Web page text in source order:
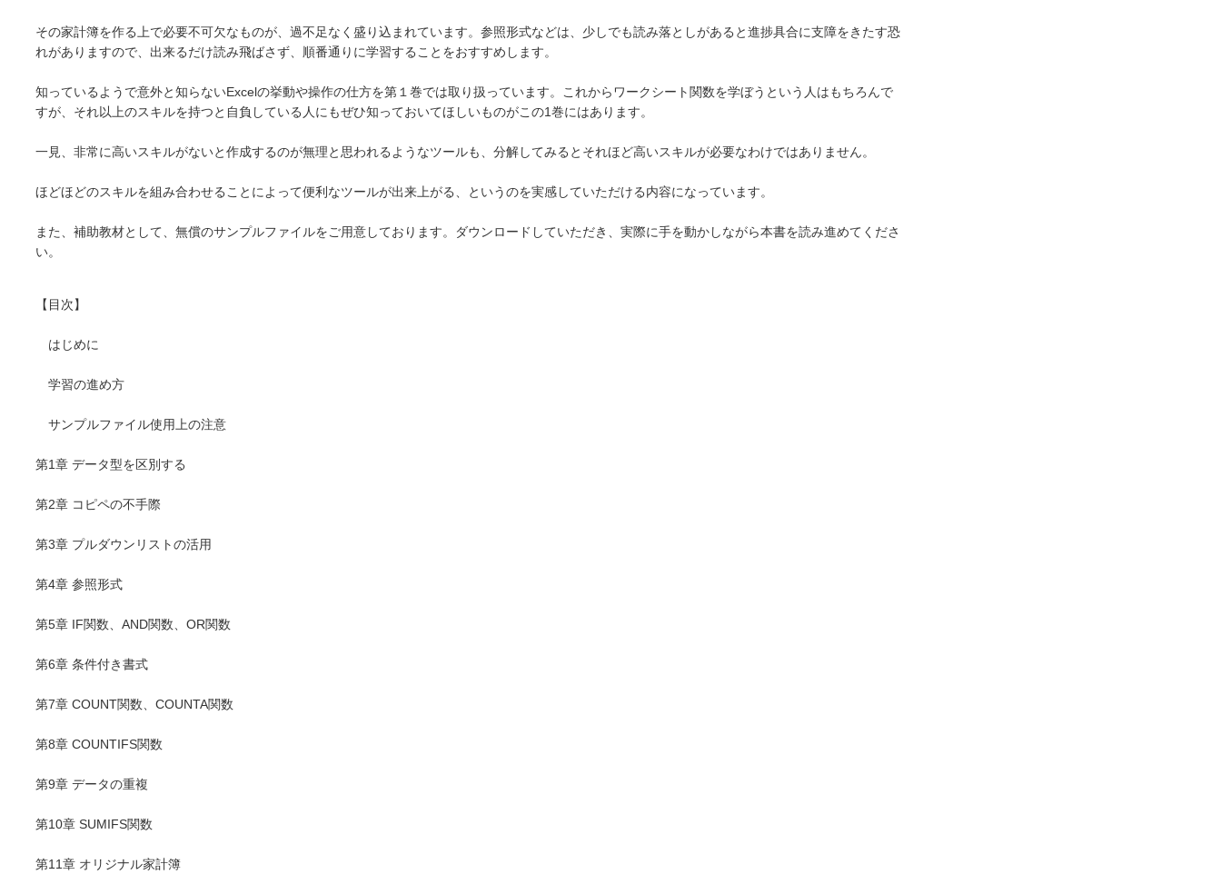
その家計簿を作る上で必要不可欠なものが、過不足なく盛り込まれています。参照形式などは、少しでも読み落としがあると進捗具合に支障をきたす恐
れがありますので、出来るだけ読み飛ばさず、順番通りに学習することをおすすめします。
知っているようで意外と知らないExcelの挙動や操作の仕方を第１巻では取り扱っています。これからワークシート関数を学ぼうという人はもちろんで
すが、それ以上のスキルを持つと自負している人にもぜひ知っておいてほしいものがこの1巻にはあります。
一見、非常に高いスキルがないと作成するのが無理と思われるようなツールも、分解してみるとそれほど高いスキルが必要なわけではありません。
ほどほどのスキルを組み合わせることによって便利なツールが出来上がる、というのを実感していただける内容になっています。
また、補助教材として、無償のサンプルファイルをご用意しております。ダウンロードしていただき、実際に手を動かしながら本書を読み進めてくださ
い。
【目次】
はじめに
学習の進め方
サンプルファイル使用上の注意
第1章 データ型を区別する
第2章 コピペの不手際
第3章 プルダウンリストの活用
第4章 参照形式
第5章 IF関数、AND関数、OR関数
第6章 条件付き書式
第7章 COUNT関数、COUNTA関数
第8章 COUNTIFS関数
第9章 データの重複
第10章 SUMIFS関数
第11章 オリジナル家計簿